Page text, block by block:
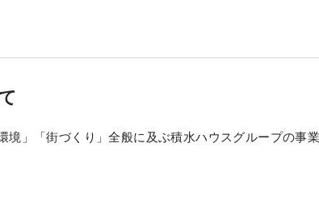
」「街づくり」全般に及ぶ積水ハウスグループの事